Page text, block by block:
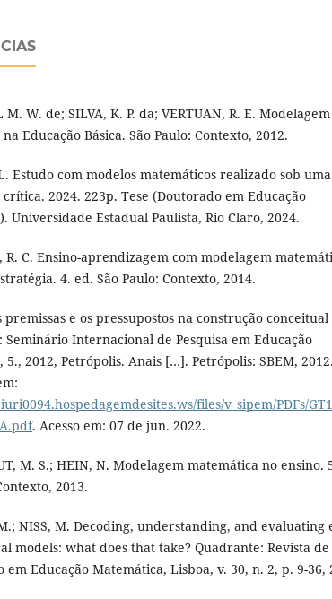
W. de; SILVA, K. P. da; VERTUAN, R. E. Modelagem
Educação Básica. São Paulo: Contexto, 2012.
Estudo com modelos matemáticos realizado sob uma
2024. 223p. Tese (Doutorado em Educação
Universidade Estadual Paulista, Rio Claro, 2024.
R. C. Ensino-aprendizagem com modelagem
4. ed. São Paulo: Contexto, 2014.
premissas e os pressupostos na construção conceitual
Seminário Internacional de Pesquisa em Educação
5., 2012, Petrópolis. Anais […]. Petrópolis: SBEM, 2012.
files/v_sipem/PDFs/
. Acesso em: 07 de jun. 2022.
M. S.; HEIN, N. Modelagem matemática no ensino.
2013.
NISS, M. Decoding, understanding, and evaluating
models: what does that take? Quadrante: Revista de
em Educação Matemática, Lisboa, v. 30, n. 2, p. 9-36,